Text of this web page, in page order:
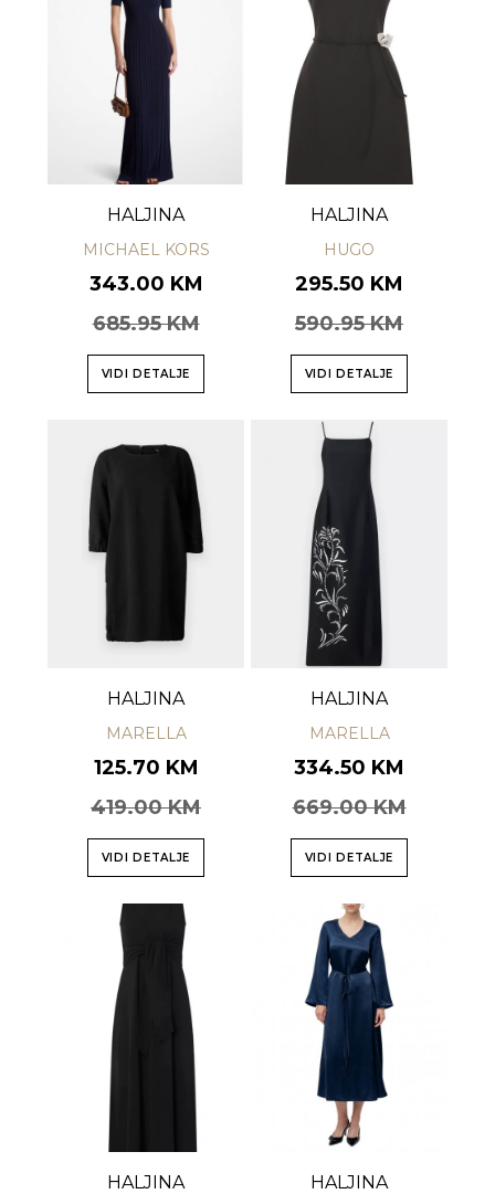
HALJINA
MICHAEL KORS
343.00 KM
685.95 KM
VIDI DETALJE
HALJINA
HUGO
295.50 KM
590.95 KM
VIDI DETALJE
HALJINA
MARELLA
125.70 KM
419.00 KM
VIDI DETALJE
HALJINA
MARELLA
334.50 KM
669.00 KM
VIDI DETALJE
HALJINA HALJINA